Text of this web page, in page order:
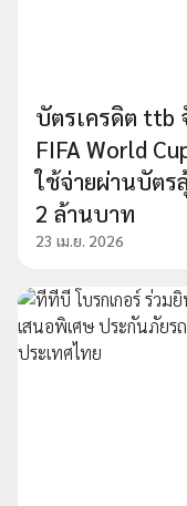
บัตรเครดิต ttb
FIFA World
ใช้จ่ายผ่านบัตร
2 ล้านบาท
23 เม.ย. 2026